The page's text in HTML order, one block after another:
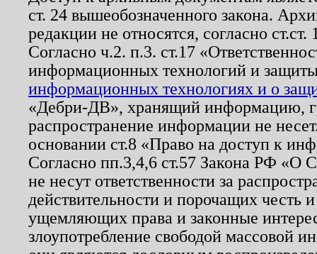
ст. 24 вышеобозначенного закона.
редакции не относятся, согласно
Согласно ч.2. п.3. ст.17
информационных технологий и
информационных технологиях и о
«Дебри-ДВ», хранящий информацию,
распространение информации не
основании ст.8 «Право на доступ к
Согласно пп.3,4,6 ст.57 Закона РФ «О
не несут ответственности за
действительности и порочащих честь
ущемляющих права и законные
злоупотребление свободой массовой